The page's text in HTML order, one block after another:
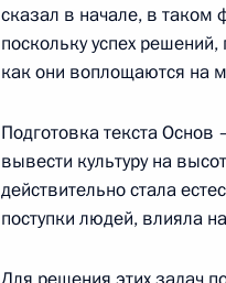
Встреча с членами
Встреча с членами
сказал в начале, в
поскольку успех
как они воплощаются на
Подготовка текста
вывести культуру на
действительно стала
поступки людей, влияла